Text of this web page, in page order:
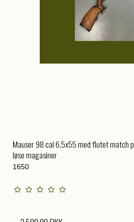
Mauser 98 cal 6,5x55 med flutet match
løse magasiner
1650